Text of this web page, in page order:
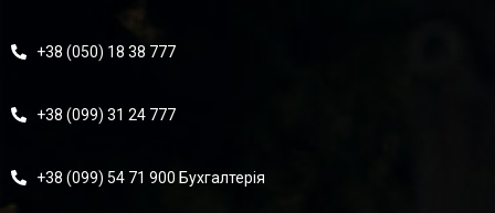
+38 (050) 18 38 777
+38 (099) 31 24 777
+38 (099) 54 71 900 Бухгалтерія